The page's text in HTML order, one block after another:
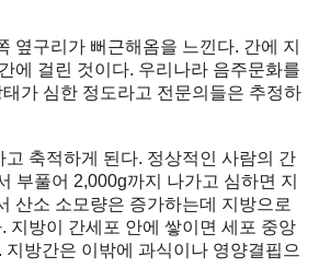
옆구리가 뻐근해옴을 느낀다. 간에 지
에 걸린 것이다. 우리나라 음주문화를
가 심한 정도라고 전문의들은 추정하
축적하게 된다. 정상적인 사람의 간
부풀어 2,000g까지 나가고 심하면 지
산소 소모량은 증가하는데 지방으로
지방이 간세포 안에 쌓이면 세포 중앙
방간은 이밖에 과식이나 영양결핍으